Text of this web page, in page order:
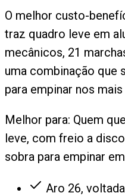
O melhor custo-
traz quadro leve em
mecânicos, 21
uma combinação que
para empinar nos
Melhor para: Quem
leve, com freio a
sobra para empinar
Aro 26,